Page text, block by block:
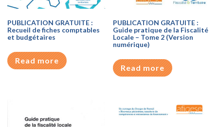
PUBLICATION GRATUITE :
Recueil de fiches comptables
et budgétaires
Read more
PUBLICATION GRATUITE :
Guide pratique de la Fiscalité
Locale – Tome 2 (Version
numérique)
Read more